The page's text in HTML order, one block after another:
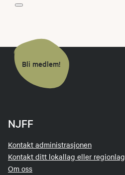
Bli medlem!
NJFF
Kontakt administrasjonen
Kontakt ditt lokallag eller regionlag
Om oss